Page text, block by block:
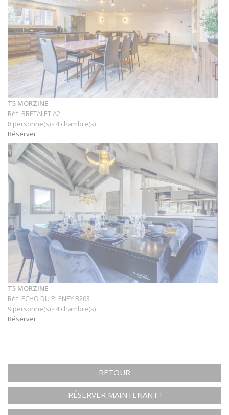
T5 MORZINE
Réf. BRETALET A2
8 personne(s) - 4 chambre(s)
Réserver
T5 MORZINE
Réf. ECHO DU PLENEY B203
9 personne(s) - 4 chambre(s)
Réserver
RETOUR
RÉSERVER MAINTENANT !